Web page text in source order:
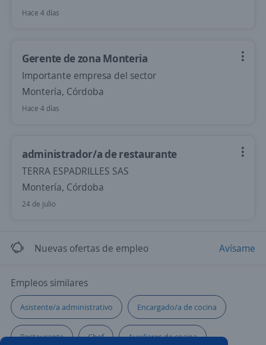
Hace 4 días
Gerente de zona Monteria
Importante empresa del sector
Montería, Córdoba
Hace 4 días
administrador/a de restaurante
TERRA ESPADRILLES SAS
Montería, Córdoba
24 de julio
Nuevas ofertas de empleo Avísame
Empleos similares
Asistente/a administrativo Encargado/a de cocina
Restaurante Chef Auxiliares de cocina